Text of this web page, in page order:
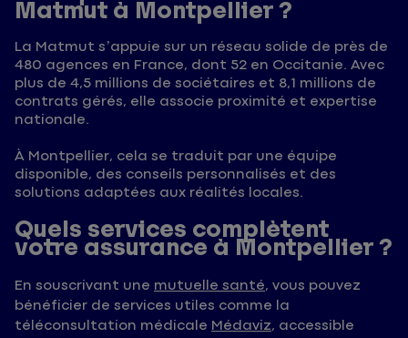
Matmut à Montpellier ?
La Matmut s’appuie sur un réseau solide de près de
480 agences en France, dont 52 en Occitanie. Avec
plus de 4,5 millions de sociétaires et 8,1 millions de
contrats gérés, elle associe proximité et expertise
nationale.
À Montpellier, cela se traduit par une équipe
disponible, des conseils personnalisés et des
solutions adaptées aux réalités locales.
Quels services complètent
votre assurance à Montpellier ?
En souscrivant une mutuelle santé, vous pouvez
bénéficier de services utiles comme la
téléconsultation médicale Médaviz, accessible